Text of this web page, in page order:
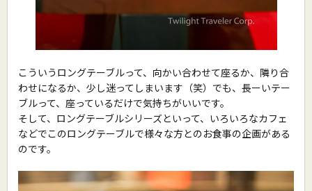
こういうロングテーブルって、向かい合わせて座るか、隣り合
わせになるか、少し迷ってしまいます（笑）でも、長ーいテー
ブルって、座っているだけで気持ちがいいです。
そして、ロングテーブルシリーズといって、いろいろなカフェ
などでこのロングテーブルで様々な方とのお食事の企画がある
のです。